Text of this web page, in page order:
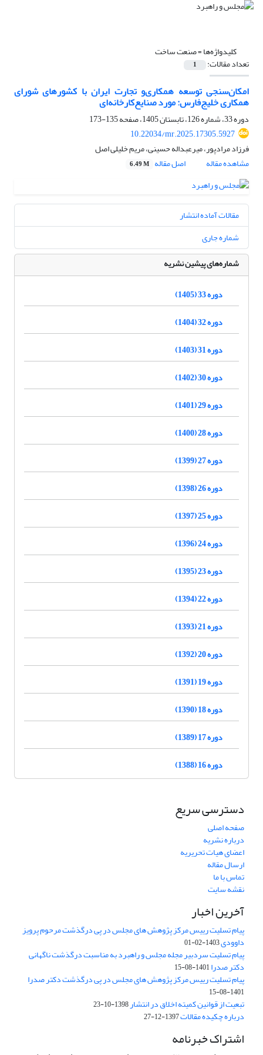
کلیدواژه‌ها =صنعت ساخت
تعداد مقالات: 1
امکان‌سنجی توسعه همکاری‌‌و تجارت ایران با کشورهای شورای
همکاری خلیج‌فارس: مورد صنایع‌کارخانه‌ای
دوره 33، شماره 126، تابستان 1405، صفحه
135-173
10.22034/mr.2025.17305.5927
فرزاد مرادپور، میرعبداله حسینی، مریم خلیلی اصل
مشاهده مقاله
اصل مقاله 6.49 M
مقالات آماده انتشار
شماره جاری
شماره‌های پیشین نشریه
دوره 33 (1405)
دوره 32 (1404)
دوره 31 (1403)
دوره 30 (1402)
دوره 29 (1401)
دوره 28 (1400)
دوره 27 (1399)
دوره 26 (1398)
دوره 25 (1397)
دوره 24 (1396)
دوره 23 (1395)
دوره 22 (1394)
دوره 21 (1393)
دوره 20 (1392)
دوره 19 (1391)
دوره 18 (1390)
دوره 17 (1389)
دوره 16 (1388)
دسترسی سریع
صفحه اصلی
درباره نشریه
اعضای هیات تحریریه
ارسال مقاله
تماس با ما
نقشه سایت
آخرین اخبار
پیام تسلیت رییس مرکز پژوهش های مجلس در پی درگذشت مرحوم پرویز
داوودی1403-02-01
پیام تسلیت سردبیر مجله مجلس و راهبرد به مناسبت درگذشت ناگهانی
دکتر صدرا1401-08-15
پیام تسلیت رییس مرکز پژوهش های مجلس در پی درگذشت دکتر صدرا
1401-08-15
تبعیت از قوانین کمیته اخلاق در انتشار1398-10-23
درباره چکیده مقالات1397-12-27
اشتراک خبرنامه